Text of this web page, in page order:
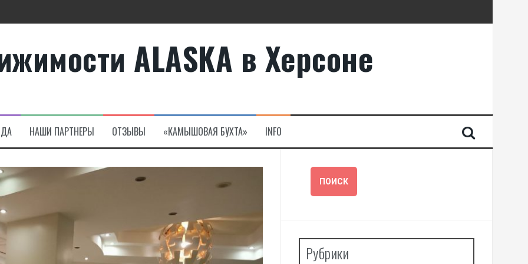
Алсанджаке
ALASKA в Херсоне
НАШИ ПАРТНЕРЫ ОТЗЫВЫ «КАМЫШОВАЯ БУХТА» INFO
Рубрики